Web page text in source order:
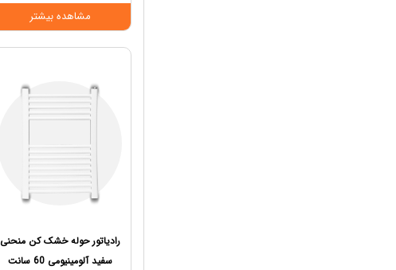
مشاهده بیشتر
رادیاتور حوله خشک کن منحنی
سفید آلومینیومی 60 سانت